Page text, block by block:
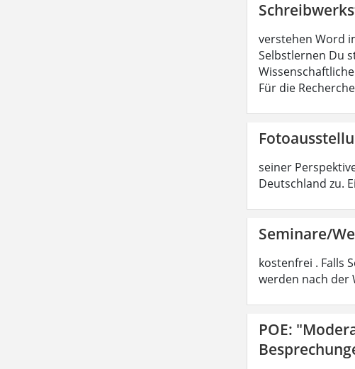
verstehen Word
Selbstlernen Du
Für die
seiner
Deutschland zu.
Seminare/
kostenfrei . Falls
werden nach der
POE: